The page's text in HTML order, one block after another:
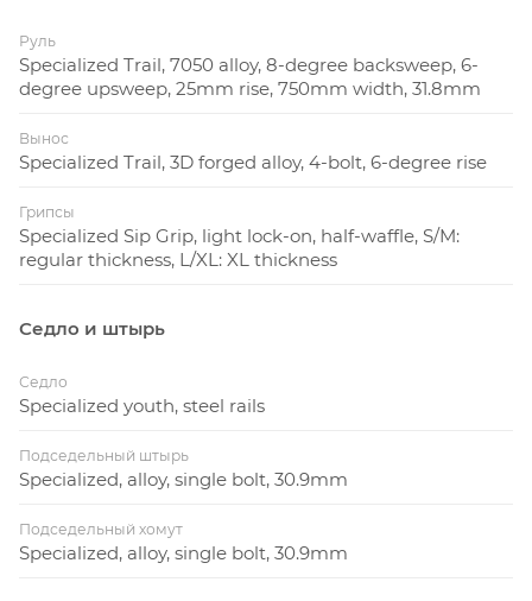
Руль
Specialized Trail, 7050 alloy, 8-degree backsweep, 6-
degree upsweep, 25mm rise, 750mm width, 31.8mm
Вынос
Specialized Trail, 3D forged alloy, 4-bolt, 6-degree rise
Грипсы
Specialized Sip Grip, light lock-on, half-waffle, S/M:
regular thickness, L/XL: XL thickness
Седло и штырь
Седло
Specialized youth, steel rails
Подседельный штырь
Specialized, alloy, single bolt, 30.9mm
Подседельный хомут
Specialized, alloy, single bolt, 30.9mm